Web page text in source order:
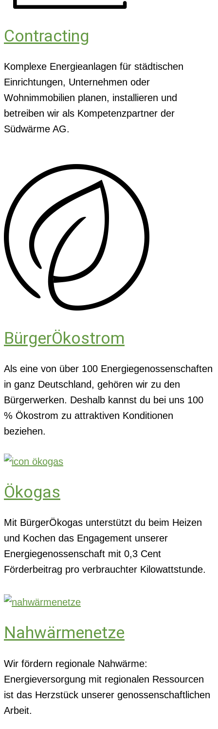
Contracting
Komplexe Energieanlagen für städtischen
Einrichtungen, Unternehmen oder
Wohnimmobilien planen, installieren und
betreiben wir als Kompetenzpartner der
Südwärme AG.
BürgerÖkostrom
Als eine von über 100 Energiegenossenschaften
in ganz Deutschland, gehören wir zu den
Bürgerwerken. Deshalb kannst du bei uns 100
% Ökostrom zu attraktiven Konditionen
beziehen.
Ökogas
Mit BürgerÖkogas unterstützt du beim Heizen
und Kochen das Engagement unserer
Energiegenossenschaft mit 0,3 Cent
Förderbeitrag pro verbrauchter Kilowattstunde.
Nahwärmenetze
Wir fördern regionale Nahwärme:
Energieversorgung mit regionalen Ressourcen
ist das Herzstück unserer genossenschaftlichen
Arbeit.